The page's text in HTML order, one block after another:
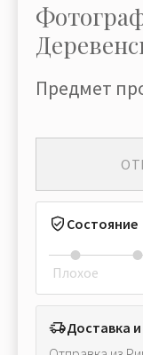
Предмет
Состояние
Плохое
Доставка